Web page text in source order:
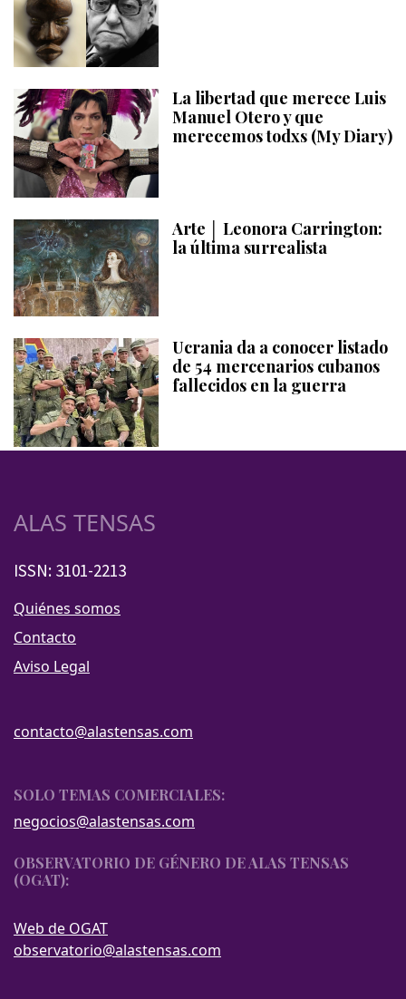
La libertad que merece Luis
Manuel Otero y que
merecemos todxs (My Diary)
Arte │ Leonora Carrington:
la última surrealista
Ucrania da a conocer listado
de 54 mercenarios cubanos
fallecidos en la guerra
ALAS TENSAS
ISSN: 3101-2213
Quiénes somos
Contacto
Aviso Legal
contacto@alastensas.com
SOLO TEMAS COMERCIALES:
negocios@alastensas.com
OBSERVATORIO DE GÉNERO DE ALAS TENSAS
(OGAT):
Web de OGAT
observatorio@alastensas.com